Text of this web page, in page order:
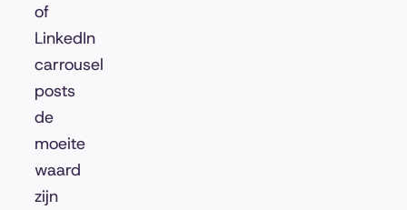
of
LinkedIn
carrousel
posts
de
moeite
waard
zijn